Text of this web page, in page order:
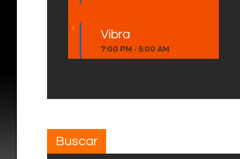
Vibra
7:00 PM -5:00 AM
Buscar